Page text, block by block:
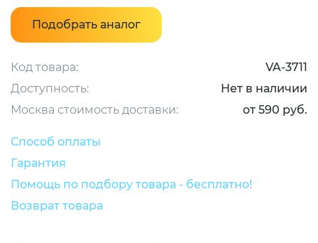
Подобрать аналог
Код товара:
VA-3711
Доступность:
Нет в наличии
Москва стоимость доставки:
от 590 руб.
Способ оплаты
Гарантия
Помощь по подбору товара - бесплатно!
Возврат товара